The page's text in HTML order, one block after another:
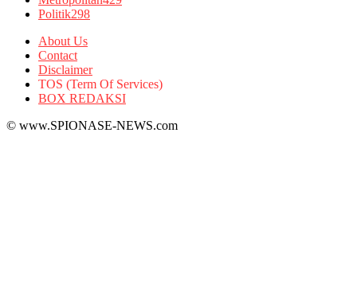
Politik298
About Us
Contact
Disclaimer
TOS (Term Of Services)
BOX REDAKSI
© www.SPIONASE-NEWS.com